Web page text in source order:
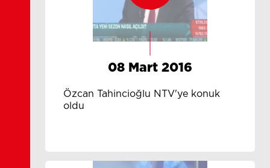
08 Mart 2016
Özcan Tahincioğlu NTV'ye konuk
oldu